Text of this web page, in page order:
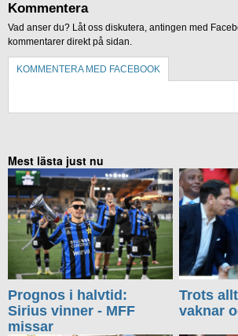
Kommentera
Vad anser du? Låt oss diskutera, antingen med
kommentarer direkt på sidan.
KOMMENTERA MED FACEBOOK
Mest lästa just nu
Prognos i halvtid:
Sirius vinner - MFF
missar
Trots
vaknar